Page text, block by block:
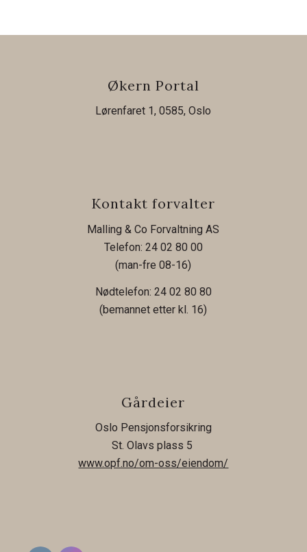
Økern Portal
Lørenfaret 1, 0585, Oslo
Kontakt forvalter
Malling & Co Forvaltning AS
Telefon: 24 02 80 00
(man-fre 08-16)
Nødtelefon: 24 02 80 80
(bemannet etter kl. 16)
Gårdeier
Oslo Pensjonsforsikring
St. Olavs plass 5
www.opf.no/om-oss/eiendom/